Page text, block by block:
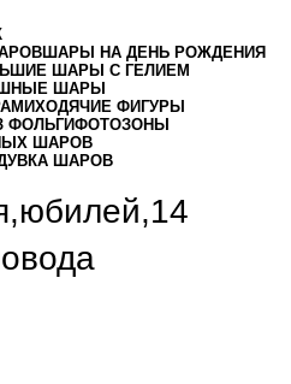
ШАРЫ НА ДЕНЬ РОЖДЕНИЯ
ШАРЫ С ГЕЛИЕМ
ШАРЫ
ХОДЯЧИЕ ФИГУРЫ
ФОЛЬГИФОТОЗОНЫ
ШАРОВ
ШАРОВ